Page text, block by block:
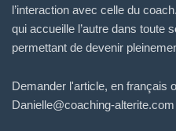
l’interaction avec celle du
qui accueille l’autre dans toute
permettant de devenir
Demander l'article, en français
Danielle@coaching-alterite.com